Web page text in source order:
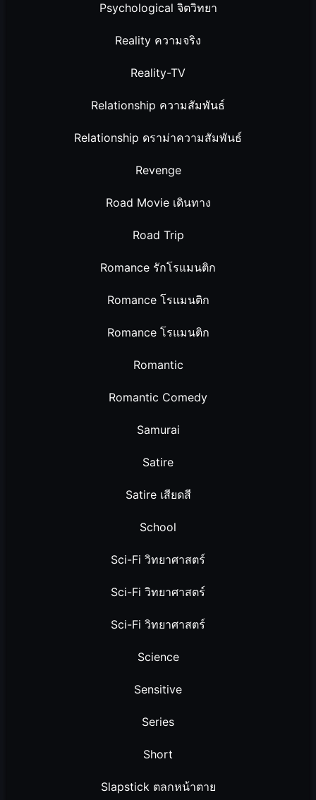
Psychological จิตวิทยา
Reality ความจริง
Reality-TV
Relationship ความสัมพันธ์
Relationship ดราม่าความสัมพันธ์
Revenge
Road Movie เดินทาง
Road Trip
Romance รักโรแมนติก
Romance โรแมนติก
Romance โรแมนติก
Romantic
Romantic Comedy
Samurai
Satire
Satire เสียดสี
School
Sci-Fi วิทยาศาสตร์
Sci-Fi วิทยาศาสตร์
Sci-Fi วิทยาศาสตร์
Science
Sensitive
Series
Short
Slapstick ตลกหน้าตาย